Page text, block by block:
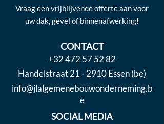
Vraag een vrijblijvende offerte aan voor
uw dak, gevel of binnenafwerking!
CONTACT
+32 472 57 52 82
Handelstraat 21 - 2910 Essen (be)
info@jlalgemenebouwonderneming.b
e
SOCIAL MEDIA